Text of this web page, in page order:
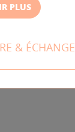
PLUS
& ÉCHANGE